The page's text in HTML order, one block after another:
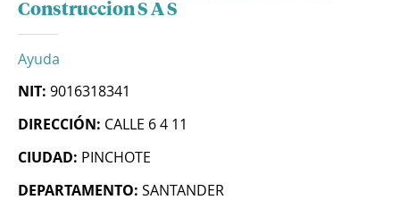
Construccion S A S
Ayuda
NIT: 9016318341
DIRECCIÓN: CALLE 6 4 11
CIUDAD: PINCHOTE
DEPARTAMENTO: SANTANDER